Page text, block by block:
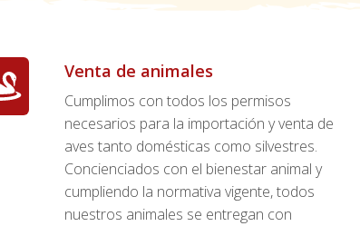
Venta de animales
Cumplimos con todos los permisos
necesarios para la importación y venta de
aves tanto domésticas como silvestres.
Concienciados con el bienestar animal y
cumpliendo la normativa vigente, todos
nuestros animales se entregan con